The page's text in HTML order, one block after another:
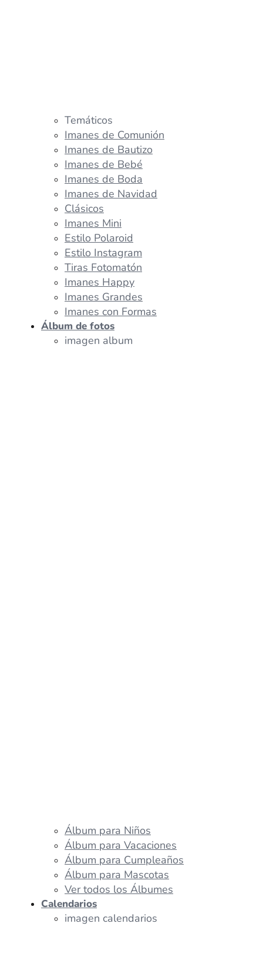
Temáticos
Imanes de Comunión
Imanes de Bautizo
Imanes de Bebé
Imanes de Boda
Imanes de Navidad
Clásicos
Imanes Mini
Estilo Polaroid
Estilo Instagram
Tiras Fotomatón
Imanes Happy
Imanes Grandes
Imanes con Formas
Álbum de fotos
imagen album
Álbum para Niños
Álbum para Vacaciones
Álbum para Cumpleaños
Álbum para Mascotas
Ver todos los Álbumes
Calendarios
imagen calendarios